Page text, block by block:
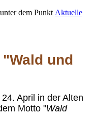
dem Punkt Aktuelle
und
April in der Alten
Motto "Wald